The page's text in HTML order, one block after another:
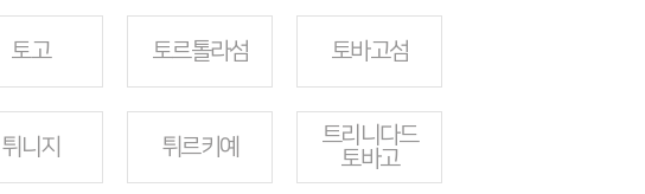
토고 토르톨라섬 토바고섬
튀니지 튀르키예
트리니다드
토바고